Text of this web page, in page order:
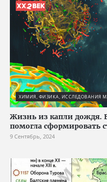
ХИМИЯ, ФИЗИКА, ИССЛЕДОВАНИЯ
Жизнь из капли дождя.
помогла сформировать
9 Сентябрь, 2024